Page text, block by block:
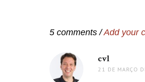
5 comments /Add your
cvl
21 DE MARÇO